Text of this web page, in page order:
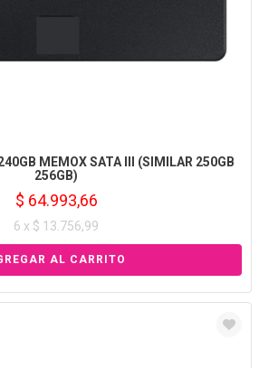
MEMOX SATA III (SIMILAR 250GB
256GB)
$ 64.993,66
6 x $ 13.756,99